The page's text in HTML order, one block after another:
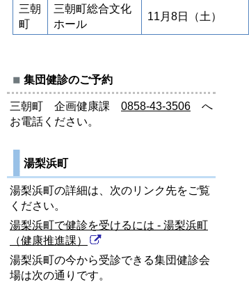
三朝
町
三朝町総合文化
ホール
11月8日（土）
集団健診のご予約
三朝町 企画健康課 0858-43-3506 へ
お電話ください。
湯梨浜町
湯梨浜町の詳細は、次のリンク先をご覧
ください。
湯梨浜町で健診を受けるには - 湯梨浜町
（健康推進課）
湯梨浜町の今から受診できる集団健診会
場は次の通りです。